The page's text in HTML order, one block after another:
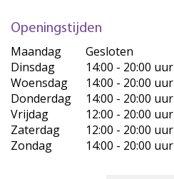
Openingstijden
Maandag
Gesloten
Dinsdag
14:00 - 20:00 uur
Woensdag
14:00 - 20:00 uur
Donderdag
14:00 - 20:00 uur
Vrijdag
12:00 - 20:00 uur
Zaterdag
12:00 - 20:00 uur
Zondag
14:00 - 20:00 uur